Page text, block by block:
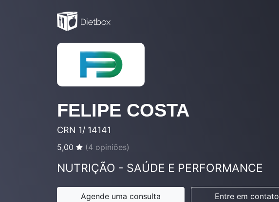
FELIPE COSTA
CRN 1/ 14141
5,00 (4 opiniões)
NUTRIÇÃO - SAÚDE E PERFORMANCE
Agende uma consulta Entre em contato